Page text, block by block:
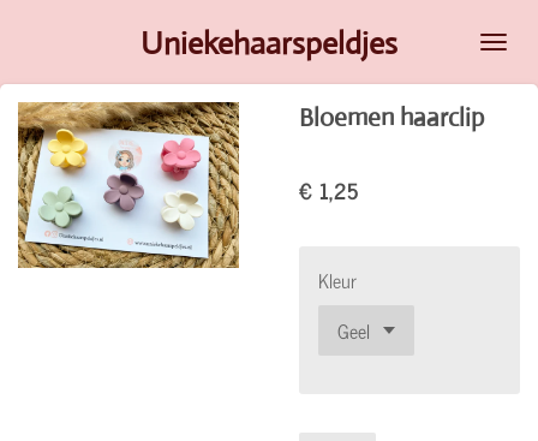
naar
de
hoofdinhoud
Uniekehaarspeldjes
Bloemen haarclip
€ 1,25
Kleur